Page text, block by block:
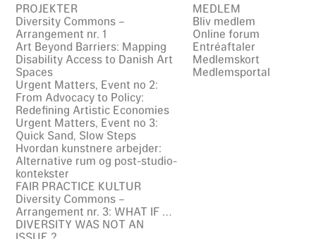
PROJEKTER
Diversity Commons –
Arrangement nr. 1
Art Beyond Barriers: Mapping
Disability Access to Danish Art
Spaces
Urgent Matters, Event no 2:
From Advocacy to Policy:
Redefining Artistic Economies
Urgent Matters, Event no 3:
Quick Sand, Slow Steps
Hvordan kunstnere arbejder:
Alternative rum og post-studio-
kontekster
FAIR PRACTICE KULTUR
Diversity Commons –
Arrangement nr. 3: WHAT IF …
DIVERSITY WAS NOT AN
ISSUE ?
MEDLEM
Bliv medlem
Online forum
Entréaftaler
Medlemskort
Medlemsportal